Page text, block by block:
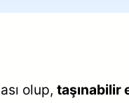
olup, taşınabilir